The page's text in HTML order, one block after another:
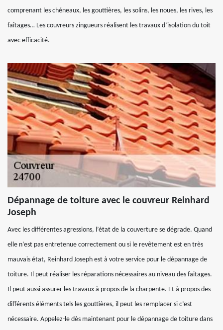
comprenant les chéneaux, les gouttières, les solins, les noues, les rives, les
faîtages… Les couvreurs zingueurs réalisent les travaux d’isolation du toit
avec efficacité.
Dépannage de toiture avec le couvreur Reinhard
Joseph
Avec les différentes agressions, l’état de la couverture se dégrade. Quand
elle n’est pas entretenue correctement ou si le revêtement est en très
mauvais état, Reinhard Joseph est à votre service pour le dépannage de
toiture. Il peut réaliser les réparations nécessaires au niveau des faitages.
Il peut aussi assurer les travaux à propos de la charpente. Et à propos des
différents éléments tels les gouttières, il peut les remplacer si c’est
nécessaire. Appelez-le dès maintenant pour le dépannage de toiture dans